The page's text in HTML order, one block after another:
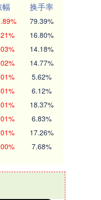
幅
换手率
79.39%
16.80%
14.18%
14.77%
5.62%
6.12%
18.37%
6.83%
17.26%
7.68%